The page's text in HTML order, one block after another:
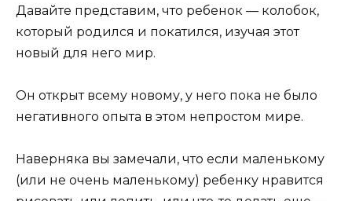
Давайте представим, что ребенок — колобок,
который родился и покатился, изучая этот
новый для него мир.
Он открыт всему новому, у него пока не было
негативного опыта в этом непростом мире.
Наверняка вы замечали, что если маленькому
(или не очень маленькому) ребенку нравится